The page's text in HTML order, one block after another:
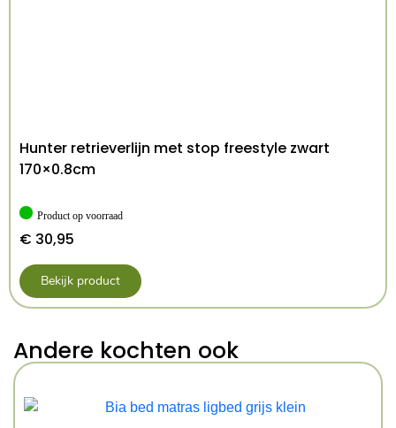
Hunter retrieverlijn met stop freestyle zwart
170×0.8cm
Product op voorraad
€ 30,95
Bekijk product
Andere kochten ook